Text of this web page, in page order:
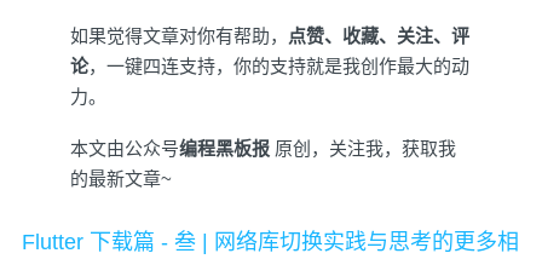
如果觉得文章对你有帮助，
点赞、收藏、关注、评
论，一键四连支持，你的支持就是我创作最大的动
力。
️本文由公众号编程黑板报 原创，关注我，获取我
的最新文章~️
Flutter 下载篇 - 叁 | 网络库切换实践与思考的更多相